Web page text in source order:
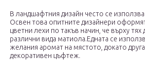
В ландшафтния дизайн често се
Освен това опитните дизайнери
цветни лехи по такъв начин, че върху тях
различни вида матиола.Едната се
желания аромат на мястото, докато
декоративен цъфтеж.